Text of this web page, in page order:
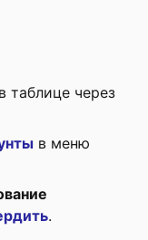
таблице через
в меню
.